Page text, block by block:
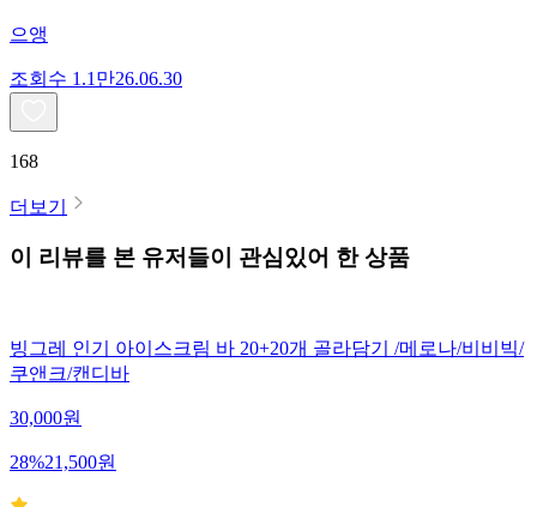
으앵
조회수 1.1만26.06.30
168
더보기
이 리뷰를 본 유저들이 관심있어 한 상품
빙그레 인기 아이스크림 바 20+20개 골라담기 /메로나/비비빅/
쿠앤크/캔디바
30,000원
28%21,500원